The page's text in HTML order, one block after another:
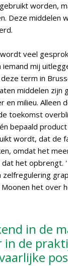
worden,
Deze middelen
veel
iemand mij
term in
middelen zijn
en milieu. Alleen
toekomst
bepaald
wordt, dat de
omdat het
dat het opbrengt. '
het over
in de
in de